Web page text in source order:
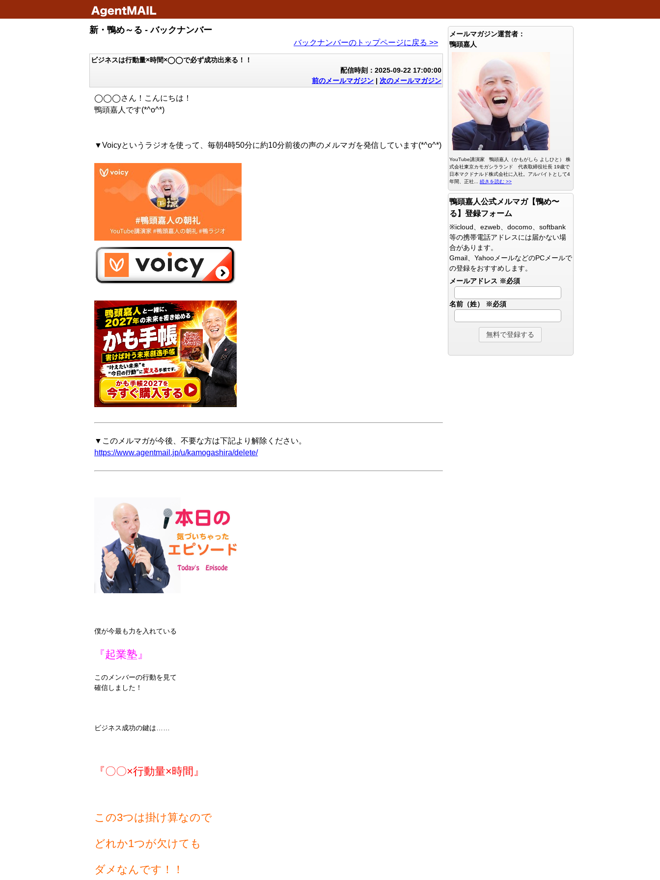
新・鴨め～る - バックナンバー
バックナンバーのトップページに戻る >>
ビジネスは行動量×時間×◯◯で必ず成功出来る！！
配信時刻：2025-09-22 17:00:00
前のメールマガジン | 次のメールマガジン
◯◯◯さん！こんにちは！
鴨頭嘉人です(*^o^*)
▼Voicyというラジオを使って、毎朝4時50分に約10分前後の声のメルマガを発信しています(*^o^*)
▼このメルマガが今後、不要な方は下記より解除ください。
https://www.agentmail.jp/u/kamogashira/delete/
僕が今最も力を入れている
『起業塾』
このメンバーの行動を見て
確信しました！
ビジネス成功の鍵は……
『〇〇×行動量×時間』
この3つは掛け算なので
どれか1つが欠けても
ダメなんです！！
メールマガジン運営者：
鴨頭嘉人
YouTube講演家 鴨頭嘉人（かもがしら よしひと） 株
式会社東京カモガシラランド 代表取締役社長 19歳で
日本マクドナルド株式会社に入社。アルバイトとして4
年間、正社... 続きを読む >>
鴨頭嘉人公式メルマガ【鴨め〜
る】登録フォーム
※icloud、ezweb、docomo、softbank
等の携帯電話アドレスには届かない場
合があります。
Gmail、YahooメールなどのPCメールで
の登録をおすすめします。
メールアドレス ※必須
名前（姓） ※必須